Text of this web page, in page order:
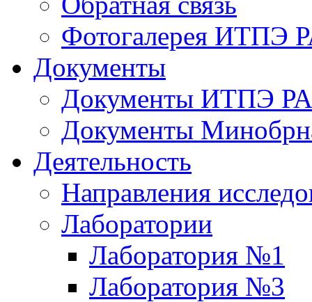
Фотогалерея ИТПЭ
Документы
Документы ИТПЭ
Документы
Деятельность
Направления
Лаборатории
Лаборатория №1
Лаборатория №3